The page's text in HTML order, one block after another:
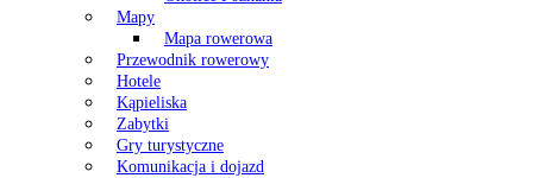
Mapy
Mapa rowerowa
Przewodnik rowerowy
Hotele
Kąpieliska
Zabytki
Gry turystyczne
Komunikacja i dojazd